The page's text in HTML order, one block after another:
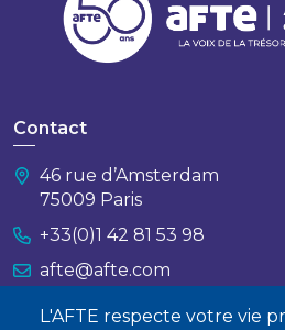
L'AFTE respecte votre vie
Contact
46 rue d’Amsterdam
75009 Paris
+33(0)1 42 81 53 98
afte@afte.com
Nous contacter